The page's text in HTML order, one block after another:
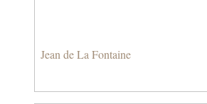
Jean de La Fontaine